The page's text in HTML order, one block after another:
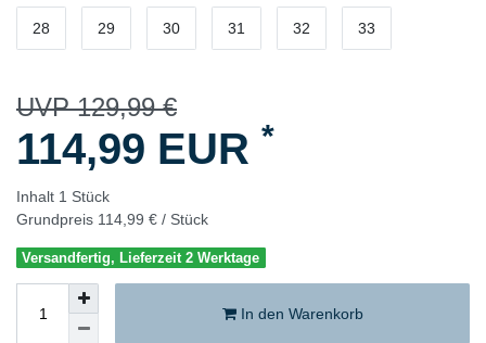
28 29 30 31 32 33
UVP 129,99 €
114,99 EUR *
Inhalt 1 Stück
Grundpreis 114,99 € / Stück
Versandfertig, Lieferzeit 2 Werktage
In den Warenkorb